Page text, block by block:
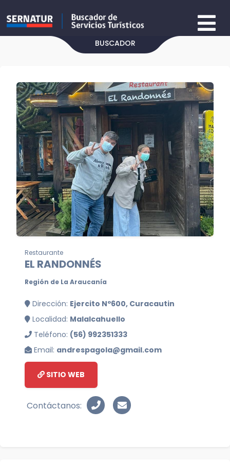
BUSCADOR
Restaurante
EL RANDONNÉS
Región de La Araucanía
Dirección: Ejercito Nº600, Curacautin
Localidad: Malalcahuello
Teléfono: (56) 992351333
Email: andrespagola@gmail.com
SITIO WEB
Contáctanos: